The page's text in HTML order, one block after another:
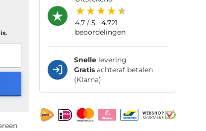
4,7/ 5
4.721
beoordelingen
Snellelevering
Gratisachteraf betalen
(Klarna)